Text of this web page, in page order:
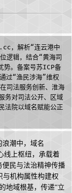
，解析“连云港中
逻辑，结合“黄海司
势。备案号苏ICP备
过“渔民涉海”维权
司法服务创新、淮海
务对司法公开、区域
法院以域名赋能公正
潮中，域名
线上枢纽，承载着
民与法治精神传播
与机构属性构建权
地域根基，传递“立